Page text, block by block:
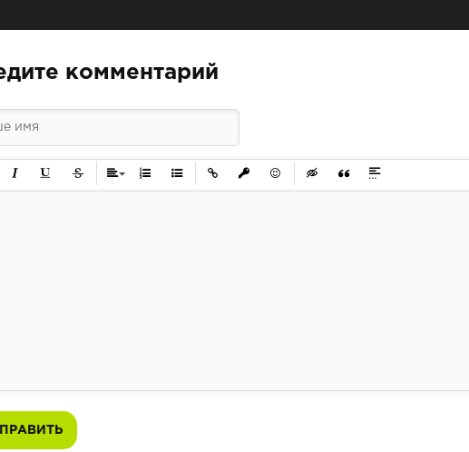
комментарий
КурсивПодчеркнутый
ЗачеркнутыйВыравнивание
Нумерованный список
Маркированный список
Вставить ссылку
Вставить защищенную ссылку
Вставить смайлик
Вставка скрытого текста
Вставка цитаты
Вставка спойлера